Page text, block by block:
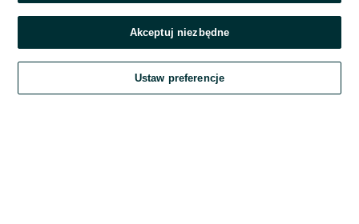
Zaloguj się
Kontynuując za pośrednictwem jednego z dostawców wskazanych powyżej,
Regulamin serwisu OLX.pl w jego aktualnym brzmieniu.
Akceptuj niezbędne
Ustaw preferencje